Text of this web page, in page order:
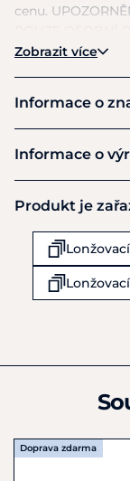
cenu.
Zobrazit více
Informace o
Fleck
Informace o
FLECK GmbH &
Hauptstraße 34 -
Schwarzach
D-74869
Německo
Produkt je
Doprava zdarma